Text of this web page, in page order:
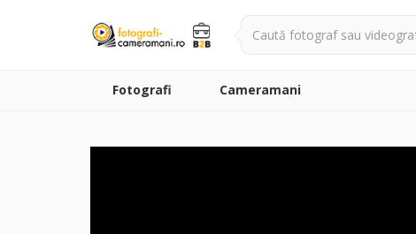
Fotografi Cameramani